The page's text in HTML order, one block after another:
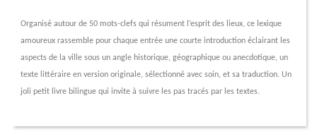
Organisé autour de 50 mots-clefs qui résument l’esprit des lieux, ce lexique
amoureux rassemble pour chaque entrée une courte introduction éclairant les
aspects de la ville sous un angle historique, géographique ou anecdotique, un
texte littéraire en version originale, sélectionné avec soin, et sa traduction. Un
joli petit livre bilingue qui invite à suivre les pas tracés par les textes.